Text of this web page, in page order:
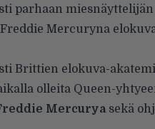
parhaan miesnäyttelijän
Mercuryna
Brittien elokuva-
olleita Queen-
Mercuryasekä